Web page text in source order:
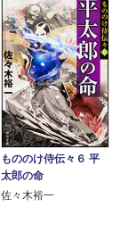
もののけ侍伝々６ 平
太郎の命
佐々木裕一